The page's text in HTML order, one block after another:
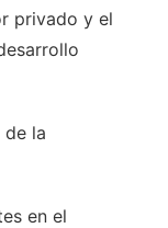
privado y el
de la
en el